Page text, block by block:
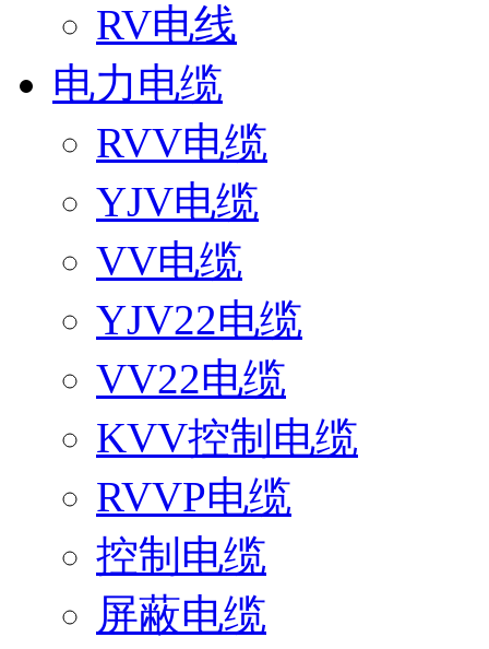
RV电线
电力电缆
RVV电缆
YJV电缆
VV电缆
YJV22电缆
VV22电缆
KVV控制电缆
RVVP电缆
控制电缆
屏蔽电缆